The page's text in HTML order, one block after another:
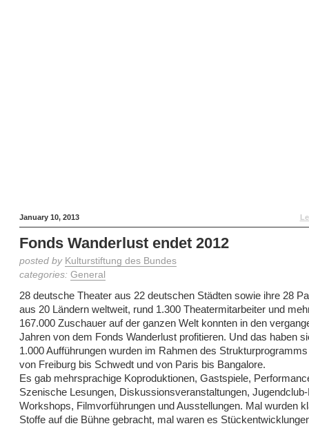
January 10, 2013
Fonds Wanderlust endet 2012
posted by Kulturstiftung des Bundes
categories: General
28 deutsche Theater aus 22 deutschen Städten sowie ihre 28
aus 20 Ländern weltweit, rund 1.300 Theatermitarbeiter und
167.000 Zuschauer auf der ganzen Welt konnten in den
Jahren von dem Fonds Wanderlust profitieren. Und das haben
1.000 Aufführungen wurden im Rahmen des
von Freiburg bis Schwedt und von Paris bis Bangalore.
Es gab mehrsprachige Koproduktionen, Gastspiele,
Szenische Lesungen, Diskussionsveranstaltungen,
Workshops, Filmvorführungen und Ausstellungen. Mal wurden
Stoffe auf die Bühne gebracht, mal waren es